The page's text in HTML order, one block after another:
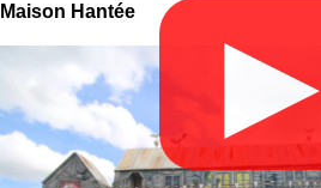
▶
Maison Hantée